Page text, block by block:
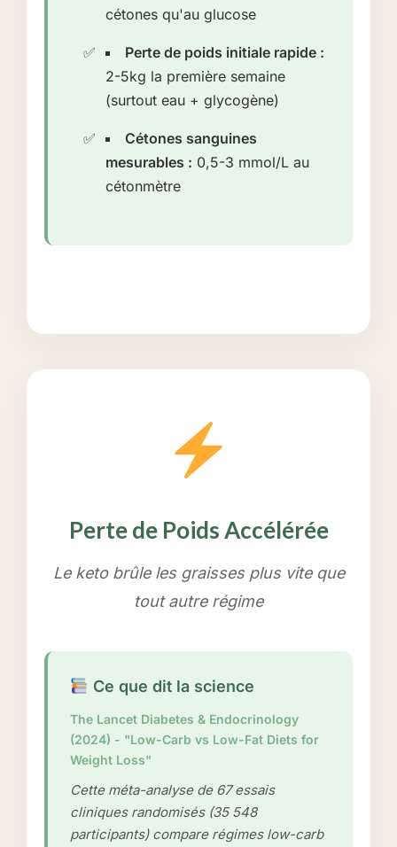
cétones qu'au glucose
Perte de poids initiale rapide :
2-5kg la première semaine
(surtout eau + glycogène)
Cétones sanguines
mesurables : 0,5-3 mmol/L au
cétonmètre
Perte de Poids Accélérée
Le keto brûle les graisses plus vite que
tout autre régime
Ce que dit la science
The Lancet Diabetes & Endocrinology
(2024) - "Low-Carb vs Low-Fat Diets for
Weight Loss"
Cette méta-analyse de 67 essais
cliniques randomisés (35 548
participants) compare régimes low-carb